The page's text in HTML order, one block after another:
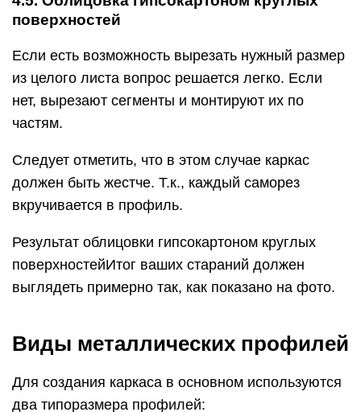
поверхностей
Если есть возможность вырезать нужный размер
из целого листа вопрос решается легко. Если
нет, вырезают сегменты и монтируют их по
частям.
Следует отметить, что в этом случае каркас
должен быть жестче. Т.к., каждый саморез
вкручивается в профиль.
Результат облицовки гипсокартоном круглых
поверхностейИтог ваших стараний должен
выглядеть примерно так, как показано на фото.
Виды металлических профилей
Для создания каркаса в основном используются
два типоразмера профилей: